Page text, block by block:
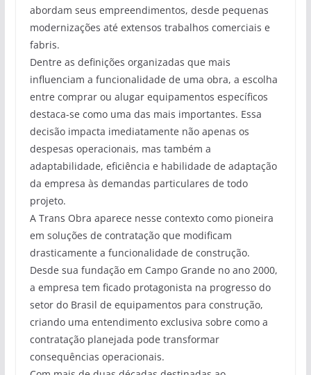
abordam seus empreendimentos, desde pequenas
modernizações até extensos trabalhos comerciais e
fabris.
Dentre as definições organizadas que mais
influenciam a funcionalidade de uma obra, a escolha
entre comprar ou alugar equipamentos específicos
destaca-se como uma das mais importantes. Essa
decisão impacta imediatamente não apenas os
despesas operacionais, mas também a
adaptabilidade, eficiência e habilidade de adaptação
da empresa às demandas particulares de todo
projeto.
A Trans Obra aparece nesse contexto como pioneira
em soluções de contratação que modificam
drasticamente a funcionalidade de construção.
Desde sua fundação em Campo Grande no ano 2000,
a empresa tem ficado protagonista na progresso do
setor do Brasil de equipamentos para construção,
criando uma entendimento exclusiva sobre como a
contratação planejada pode transformar
consequências operacionais.